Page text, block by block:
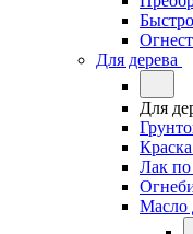
Для дерева
Для
Лак по
Масло